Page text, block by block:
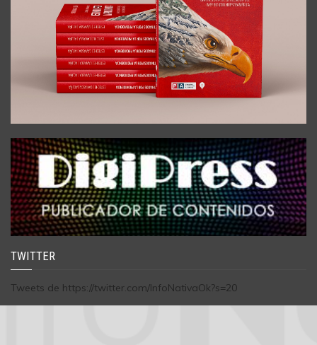
TWITTER
Tweets de https://twitter.com/InfoNativaOk?s=20